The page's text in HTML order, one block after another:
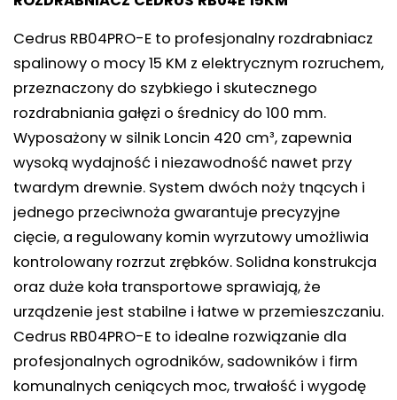
Cedrus RB04PRO-E to profesjonalny rozdrabniacz
spalinowy o mocy 15 KM z elektrycznym rozruchem,
przeznaczony do szybkiego i skutecznego
rozdrabniania gałęzi o średnicy do 100 mm.
Wyposażony w silnik Loncin 420 cm³, zapewnia
wysoką wydajność i niezawodność nawet przy
twardym drewnie. System dwóch noży tnących i
jednego przeciwnoża gwarantuje precyzyjne
cięcie, a regulowany komin wyrzutowy umożliwia
kontrolowany rozrzut zrębków. Solidna konstrukcja
oraz duże koła transportowe sprawiają, że
urządzenie jest stabilne i łatwe w przemieszczaniu.
Cedrus RB04PRO-E to idealne rozwiązanie dla
profesjonalnych ogrodników, sadowników i firm
komunalnych ceniących moc, trwałość i wygodę